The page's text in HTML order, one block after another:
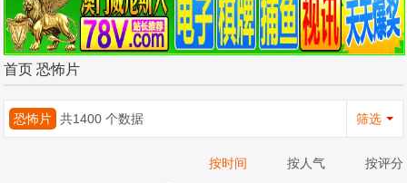
首页 恐怖片
恐怖片 共1400 个数据 筛选
按时间 按人气 按评分